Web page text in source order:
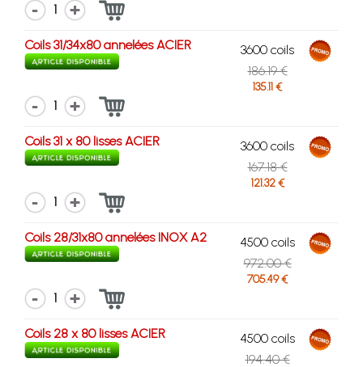
1
Coils 31/34x80 annelées ACIER
3600 coils
186.19 €
135.11 €
1
Coils 31 x 80 lisses ACIER
3600 coils
167.18 €
121.32 €
1
Coils 28/31x80 annelées INOX A2
4500 coils
972.00 €
705.49 €
1
Coils 28 x 80 lisses ACIER
4500 coils
194.40 €